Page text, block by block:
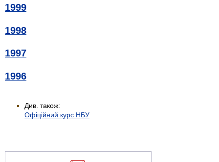
1999
1998
1997
1996
Див. також:
Офіційний курс НБУ